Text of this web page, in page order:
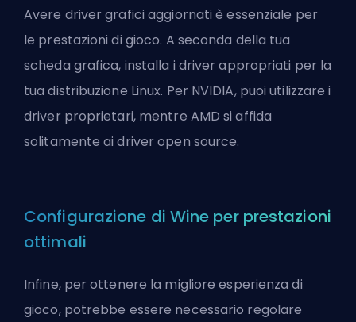
Avere driver grafici aggiornati è essenziale per
le prestazioni di gioco. A seconda della tua
scheda grafica, installa i driver appropriati per la
tua distribuzione Linux. Per NVIDIA, puoi utilizzare i
driver proprietari, mentre AMD si affida
solitamente ai driver open source.
Configurazione di Wine per prestazioni
ottimali
Infine, per ottenere la migliore esperienza di
gioco, potrebbe essere necessario regolare